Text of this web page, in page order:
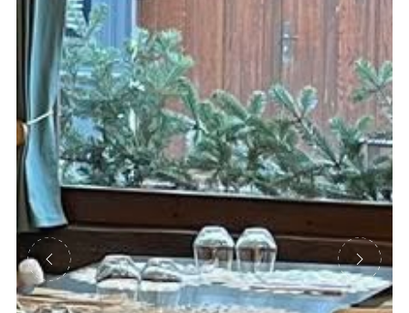
Précédent Suivant